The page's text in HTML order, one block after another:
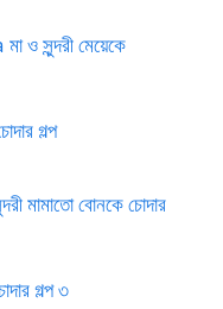
সুন্দরী মেয়েকে
গল্প
মামাতো বোনকে চোদার
গল্প ৩